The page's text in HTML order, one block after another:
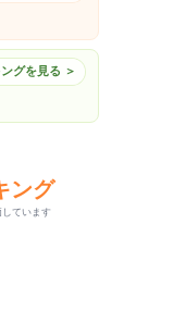
グを見る ＞
ング
ています